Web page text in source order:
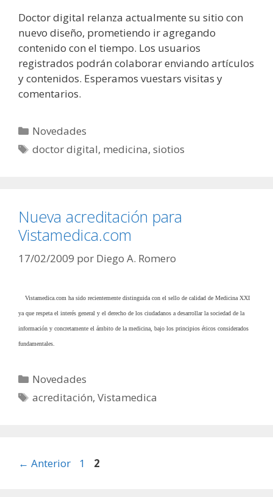
Doctor digital relanza actualmente su sitio con
nuevo diseño, prometiendo ir agregando
contenido con el tiempo. Los usuarios
registrados podrán colaborar enviando artículos
y contenidos. Esperamos vuestars visitas y
comentarios.
Categorías
Novedades
Etiquetas
doctor digital, medicina,siotios
Nueva acreditación para
Vistamedica.com
17/02/2009 por Diego A. Romero
Vistamedica.com ha sido recientemente distinguida con el sello de calidad de Medicina XXI
ya que respeta el interés general y el derecho de los ciudadanos a desarrollar la sociedad de la
información y concretamente el ámbito de la medicina, bajo los principios éticos considerados
fundamentales.
Categorías
Novedades
Etiquetas
acreditación,Vistamedica
← Anterior Página
1 Página
2